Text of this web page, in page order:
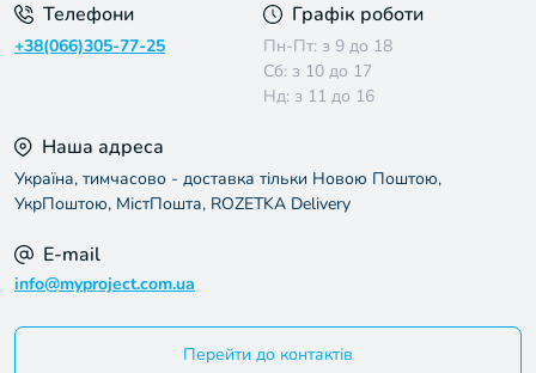
Телефони
+38(066)305-77-25
Графік роботи
Пн-Пт: з 9 до 18
Сб: з 10 до 17
Нд: з 11 до 16
Наша адреса
Україна, тимчасово - доставка тільки Новою Поштою,
УкрПоштою, МістПошта, ROZETKA Delivery
E-mail
info@myproject.com.ua
Перейти до контактів